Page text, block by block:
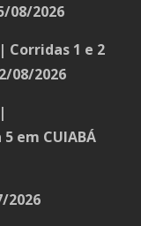
08/2026
Corridas 1 e 2
08/2026
5 em CUIABÁ
2026